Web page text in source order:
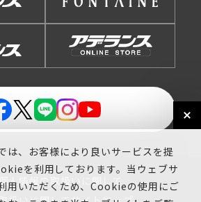
人情報の取扱いに関して
は、お客様により良いサービスを提
を利用しております。当ウェブサ
用いただくため、Cookieの使用にご